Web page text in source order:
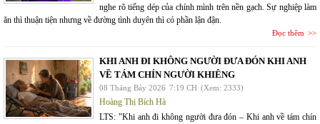
nghe rõ tiếng dép của chính mình trên nền gạch. Sự nghiệp làm
ăn thì thuận tiện nhưng về đường tình duyên thì có phần lận đận.
Đọc thêm
KHI ANH ĐI KHÔNG NGƯỜI ĐƯA ĐÓN KHI ANH
VỀ TÁM CHÍN NGƯỜI KHIÊNG
08 Tháng Bảy 2026 7:19 CH (Xem: 2333)
Hoàng Thị Bích Hà
LTS: "Khi anh đi không người đưa đón – Khi anh về tám chín